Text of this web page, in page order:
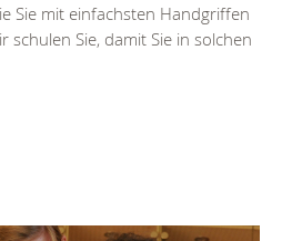
Sie mit einfachsten Handgriffen
schulen Sie, damit Sie in solchen